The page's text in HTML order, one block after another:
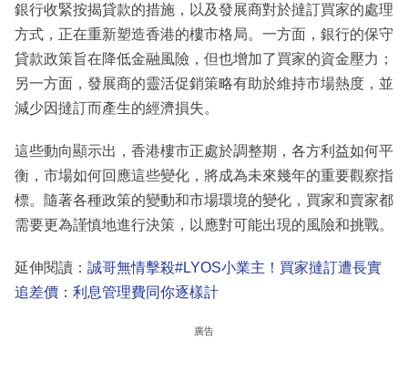
銀行收緊按揭貸款的措施，以及發展商對於撻訂買家的處理
方式，正在重新塑造香港的樓市格局。一方面，銀行的保守
貸款政策旨在降低金融風險，但也增加了買家的資金壓力；
另一方面，發展商的靈活促銷策略有助於維持市場熱度，並
減少因撻訂而產生的經濟損失。
這些動向顯示出，香港樓市正處於調整期，各方利益如何平
衡，市場如何回應這些變化，將成為未來幾年的重要觀察指
標。隨著各種政策的變動和市場環境的變化，買家和賣家都
需要更為謹慎地進行決策，以應對可能出現的風險和挑戰。
延伸閱讀： 誠哥無情擊殺#LYOS小業主！買家撻訂遭長實
追差價：利息管理費同你逐樣計
廣告